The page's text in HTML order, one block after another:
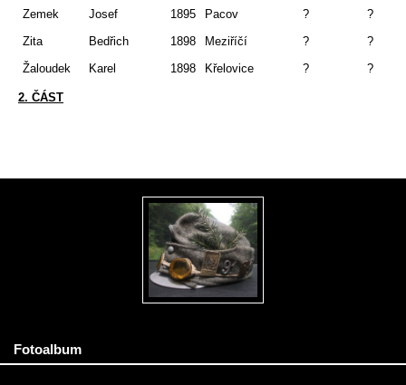
Zemek
Josef 1895 Pacov ?
?
Zita
Bedřich 1898 Meziříčí ?
?
Žaloudek
Karel 1898 Křelovice ? ?
2. ČÁST
Fotoalbum